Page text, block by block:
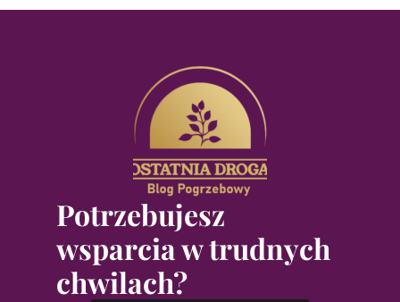
Potrzebujesz
wsparcia w trudnych
chwilach?